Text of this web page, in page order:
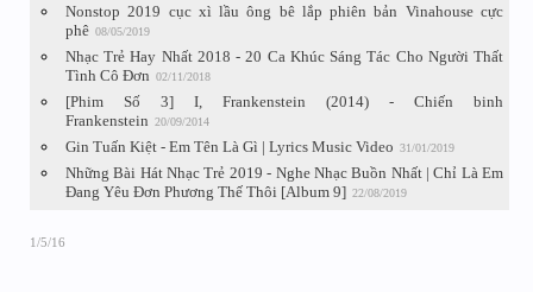
Nonstop 2019 cục xì lầu ông bê lắp phiên bản Vinahouse cực
phê 08/05/2019
Nhạc Trẻ Hay Nhất 2018 - 20 Ca Khúc Sáng Tác Cho Người Thất
Tình Cô Đơn 02/11/2018
[Phim Số 3] I, Frankenstein (2014) - Chiến binh
Frankenstein 20/09/2014
Gin Tuấn Kiệt - Em Tên Là Gì | Lyrics Music Video 31/01/2019
Những Bài Hát Nhạc Trẻ 2019 - Nghe Nhạc Buồn Nhất | Chỉ Là Em
Đang Yêu Đơn Phương Thế Thôi [Album 9] 22/08/2019
1/5/16